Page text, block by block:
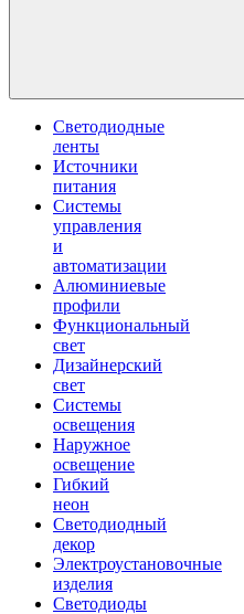
Светодиодные
ленты
Источники
питания
Системы
управления
и
автоматизации
Алюминиевые
профили
Функциональный
свет
Дизайнерский
свет
Системы
освещения
Наружное
освещение
Гибкий
неон
Светодиодный
декор
Электроустановочные
изделия
Светодиоды